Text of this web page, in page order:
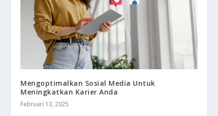
Mengoptimalkan Sosial Media Untuk
Meningkatkan Karier Anda
Februari 13, 2025